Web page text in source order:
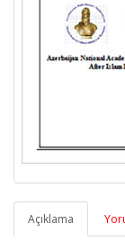
Açıklama